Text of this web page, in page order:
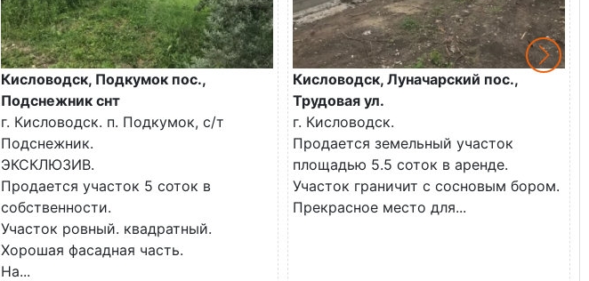
Кисловодск, Подкумок пос.,
Подснежник снт
г. Кисловодск. п. Подкумок, с/т
Подснежник.
ЭКСКЛЮЗИВ.
Продается участок 5 соток в
собственности.
Участок ровный. квадратный.
Хорошая фасадная часть.
На...
Кисловодск, Луначарский пос.,
Трудовая ул.
г. Кисловодск.
Продается земельный участок
площадью 5.5 соток в аренде.
Участок граничит с сосновым бором.
Прекрасное место для...